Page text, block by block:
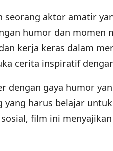
aktor amatir
humor dan momen
kerja keras dalam
cerita inspiratif
dengan gaya humor
harus belajar
film ini